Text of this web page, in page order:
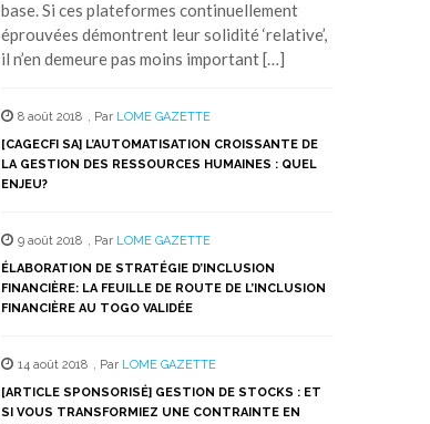
base. Si ces plateformes continuellement
éprouvées démontrent leur solidité ‘relative’,
il n’en demeure pas moins important […]
8 août 2018 , Par LOME GAZETTE
[CAGECFI SA] L’AUTOMATISATION CROISSANTE DE
LA GESTION DES RESSOURCES HUMAINES : QUEL
ENJEU?
9 août 2018 , Par LOME GAZETTE
ÉLABORATION DE STRATÉGIE D’INCLUSION
FINANCIÈRE: LA FEUILLE DE ROUTE DE L’INCLUSION
FINANCIÈRE AU TOGO VALIDÉE
14 août 2018 , Par LOME GAZETTE
[ARTICLE SPONSORISÉ] GESTION DE STOCKS : ET
SI VOUS TRANSFORMIEZ UNE CONTRAINTE EN